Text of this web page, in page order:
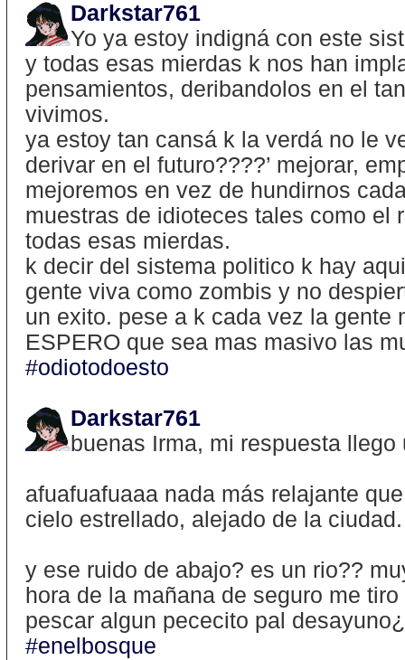
Darkstar761
Yo ya estoy indigná con este
y todas esas mierdas k nos han
pensamientos, deribandolos en el
vivimos.
ya estoy tan cansá k la verdá no le
derivar en el futuro????’ mejorar,
mejoremos en vez de hundirnos
muestras de idioteces tales como el
todas esas mierdas.
k decir del sistema politico k hay
gente viva como zombis y no
un exito. pese a k cada vez la gente
ESPERO que sea mas masivo las
#odiotodoesto
Darkstar761
buenas Irma, mi respuesta
afuafuafuaaa nada más relajante
cielo estrellado, alejado de la ciudad.
y ese ruido de abajo? es un rio??
hora de la mañana de seguro me
pescar algun pececito pal
#enelbosque